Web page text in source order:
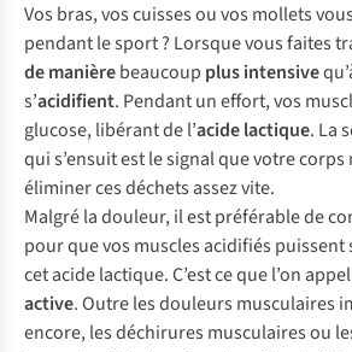
Vos bras, vos cuisses ou vos mollets
pendant le sport ? Lorsque vous faites
de manièrebeaucoup plus intensive
s’acidifient. Pendant un effort, vos
glucose, libérant de l’acide lactique. La
qui s’ensuit est le signal que votre corps
éliminer ces déchets assez vite.
Malgré la douleur, il est préférable de
pour que vos muscles acidifiés puissent
cet acide lactique. C’est ce que l’on
active. Outre les douleurs musculaires
encore, les déchirures musculaires ou